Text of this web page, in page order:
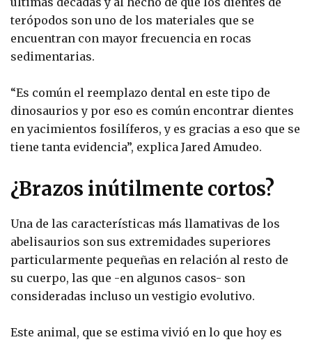
terópodos son uno de los materiales que se
encuentran con mayor frecuencia en rocas
sedimentarias.
“Es común el reemplazo dental en este tipo de
dinosaurios y por eso es común encontrar dientes
en yacimientos fosilíferos, y es gracias a eso que se
tiene tanta evidencia”, explica Jared Amudeo.
¿Brazos inútilmente cortos?
Una de las características más llamativas de los
abelisaurios son sus extremidades superiores
particularmente pequeñas en relación al resto de
su cuerpo, las que -en algunos casos- son
consideradas incluso un vestigio evolutivo.
Este animal, que se estima vivió en lo que hoy es